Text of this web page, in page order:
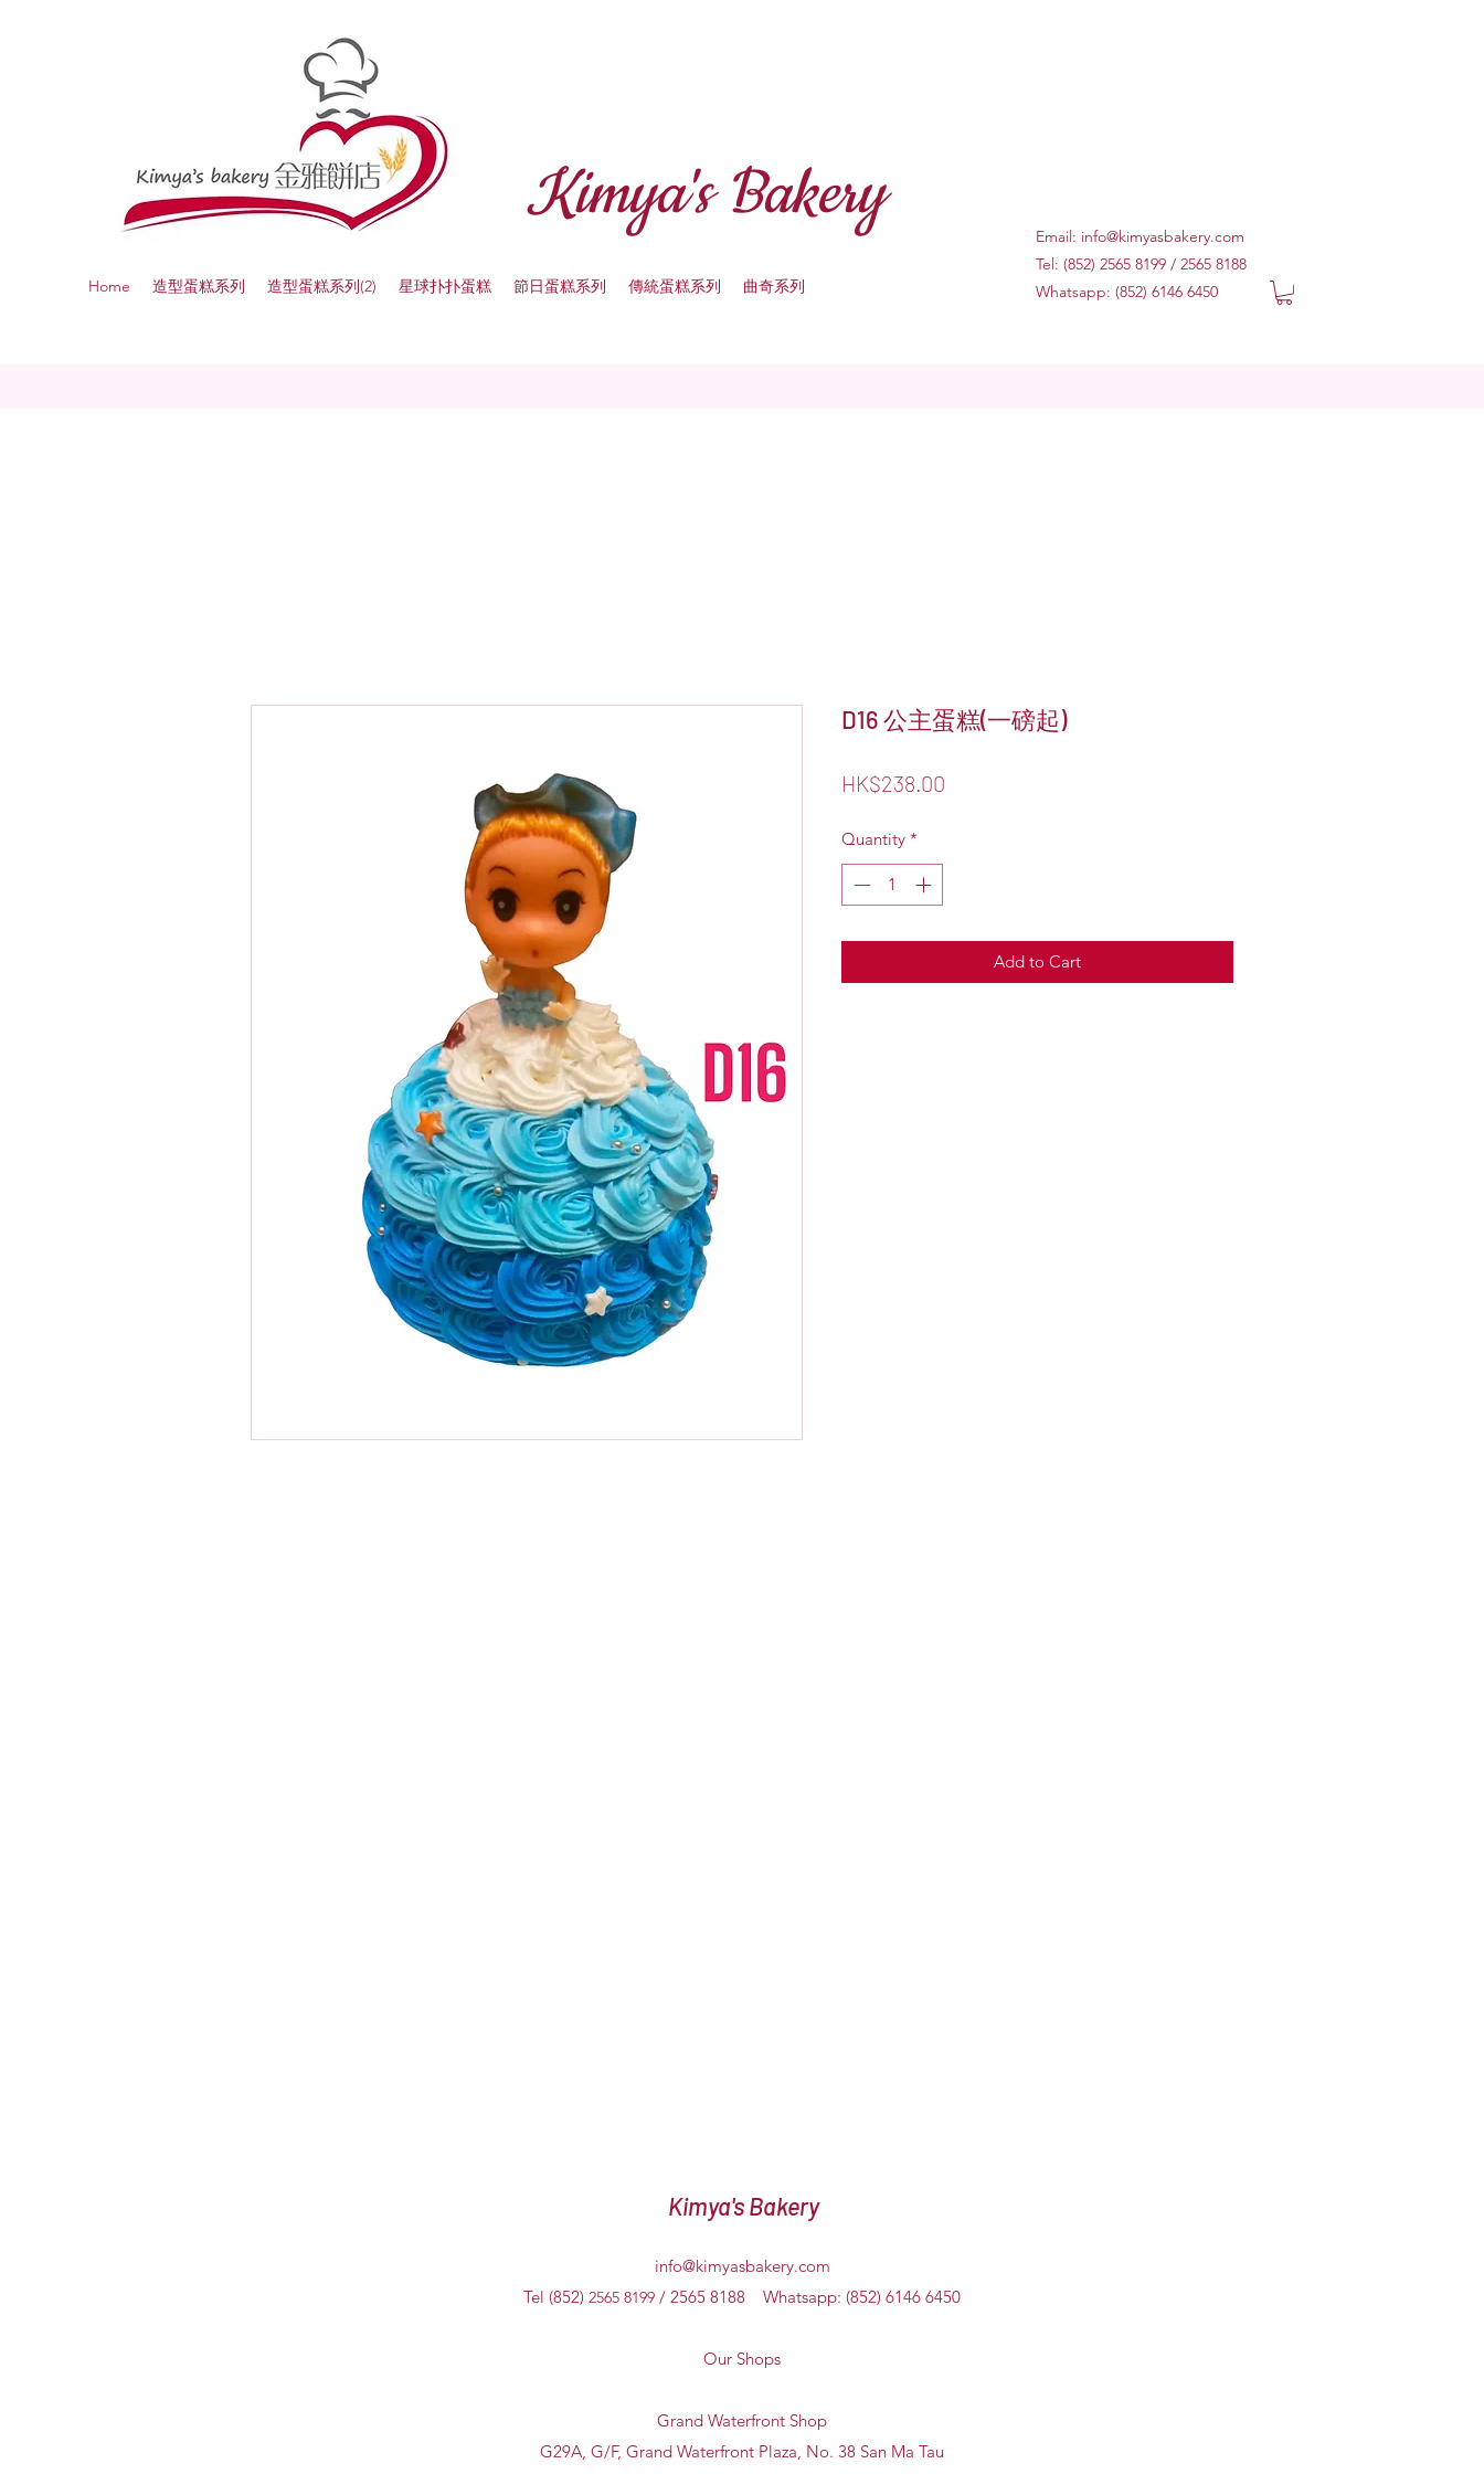
Kimya's Bakery
Home 造型蛋糕系列 造型蛋糕系列(2) 星球扑扑蛋糕 節日蛋糕系列 傳統蛋糕系列 曲奇系列
Email: info@kimyasbakery.com
Tel: (852) 2565 8199 / 2565 8188
Whatsapp: (852) 6146 6450
D16 公主蛋糕(一磅起)
HK$238.00
Quantity *
Add to Cart
Kimya's Bakery
info@kimyasbakery.com
Tel (852) 2565 8199 / 2565 8188 Whatsapp: (852) 6146 6450
Our Shops
Grand Waterfront Shop
G29A, G/F, Grand Waterfront Plaza, No. 38 San Ma Tau